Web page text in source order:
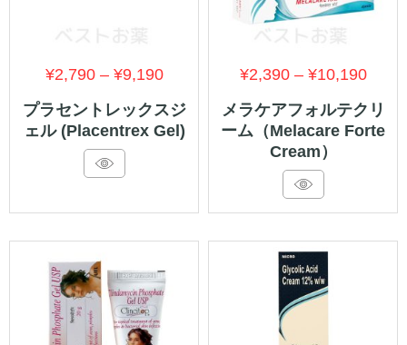
プラセントレックスジ
ェル (Placentrex Gel)
¥2,790 –¥9,190価
格
帯:
¥9,190
メラケアフォルテクリ
ーム（Melacare Forte
Cream）
¥2,390 –¥10,190価
格
帯: